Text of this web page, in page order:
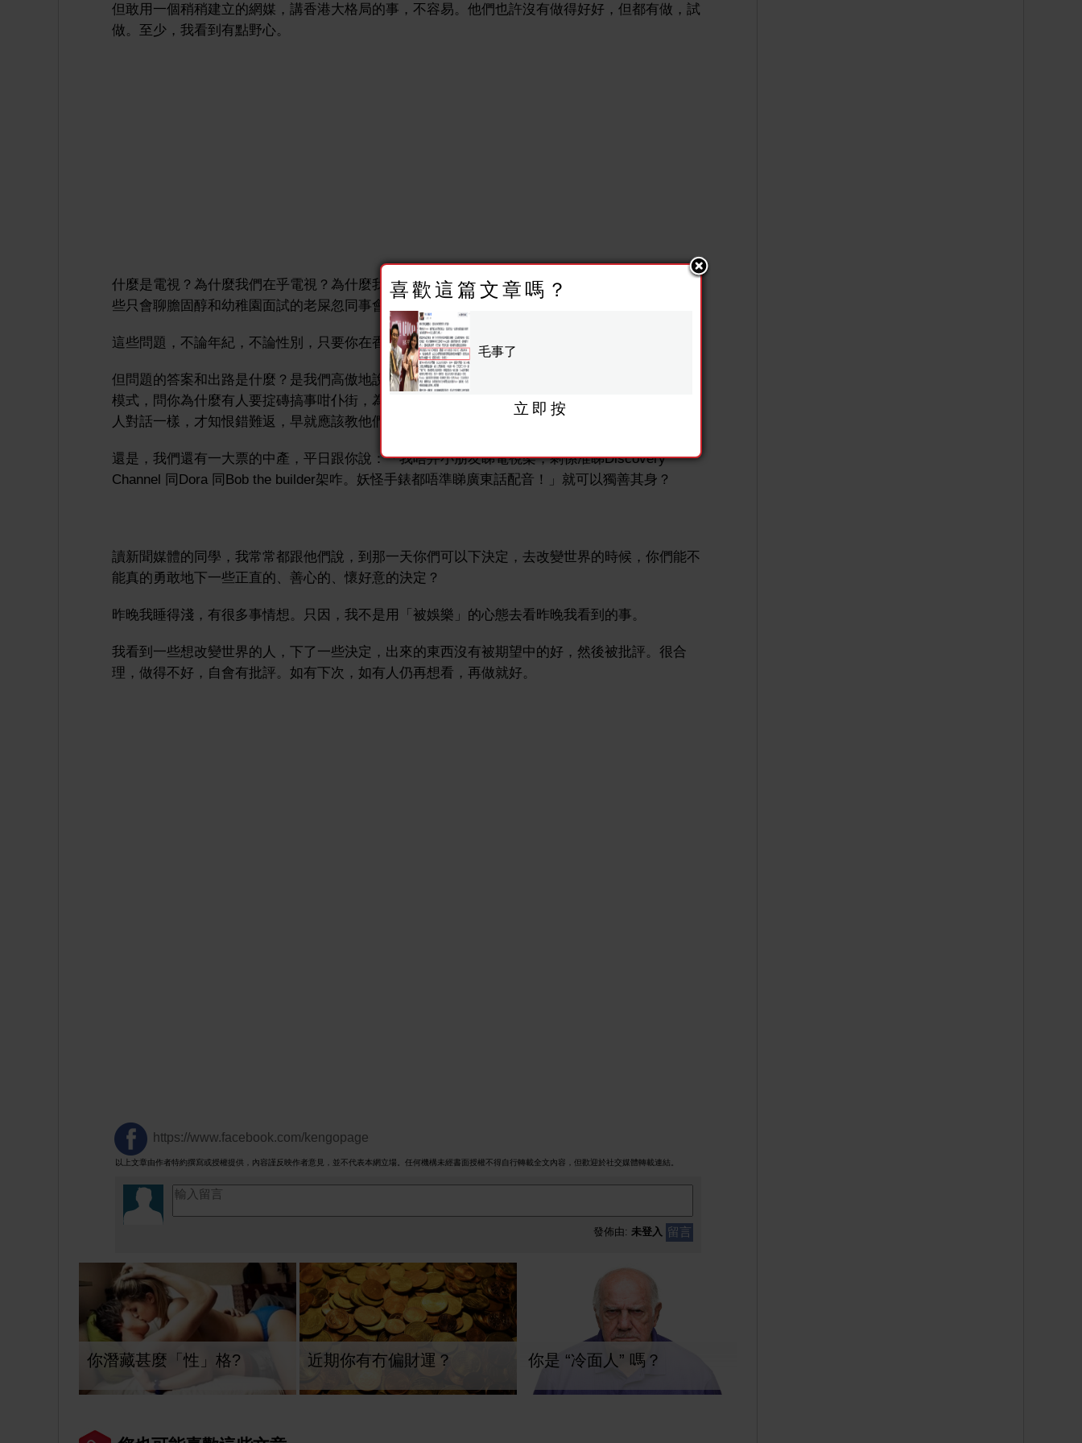
但敢用一個稍稍建立的網媒，講香港大格局的事，不容易。他們也許沒有做得好好，但都有做，試
做。至少，我看到有點野心。
什麼是電視？為什麼我們在乎電視？為什麼我們要看電視？不看電視會不會死？不看大台不能和那
些只會聊膽固醇和幼稚園面試的老屎忽同事會不會死？
這些問題，不論年紀，不論性別，只要你在香港，你也許都會經歷過。
但問題的答案和出路是什麼？是我們高傲地說不再看電視嗎？還是看著你的父母被大台模塑了思考
模式，問你為什麼有人要掟磚搞事咁仆街，為什麼要拉布阻發展的時候，你看著他，仿佛像跟外星
人對話一樣，才知恨錯難返，早就應該教他們用平版電腦看健吾的面書？
還是，我們還有一大票的中產，平日跟你說：「我唔畀小朋友睇電視架，剩係准睇Discovery
Channel 同Dora 同Bob the builder架咋。妖怪手錶都唔準睇廣東話配音！」就可以獨善其身？
讀新聞媒體的同學，我常常都跟他們說，到那一天你們可以下決定，去改變世界的時候，你們能不
能真的勇敢地下一些正直的、善心的、懷好意的決定？
昨晚我睡得淺，有很多事情想。只因，我不是用「被娛樂」的心態去看昨晚我看到的事。
我看到一些想改變世界的人，下了一些決定，出來的東西沒有被期望中的好，然後被批評。很合
理，做得不好，自會有批評。如有下次，如有人仍再想看，再做就好。
https://www.facebook.com/kengopage
以上文章由作者特約撰寫或授權提供，內容謹反映作者意見，並不代表本網立場。任何機構未經書面授權不得自行轉載全文內容，但歡迎於社交媒體轉載連結。
發佈由: 未登入 留言
你潛藏甚麼「性」格? 近期你有冇偏財運？ 你是 “冷面人” 嗎？
喜歡這篇文章嗎？
毛事了
立即按